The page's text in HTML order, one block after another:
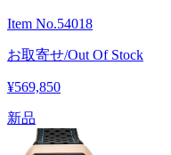
Item No.54018
お取寄せ/Out Of Stock
¥569,850
新品